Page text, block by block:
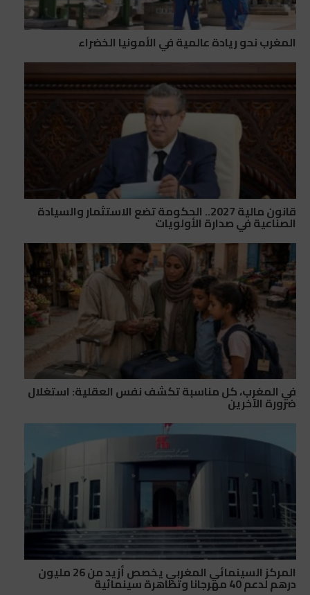
المغرب نحو ريادة عالمية في الأمونيا الخضراء
قانون مالية 2027.. الحكومة تضع الاستثمار والسيادة
الصناعية في صدارة الأولويات
في المغرب، كل مناسبة تكشف نفس العقلية: استغلال
ضرورة الآخرين
المركز السينمائي المغربي يخصص أزيد من 26 مليون
درهم لدعم 40 مهرجانا وتظاهرة سينمائية